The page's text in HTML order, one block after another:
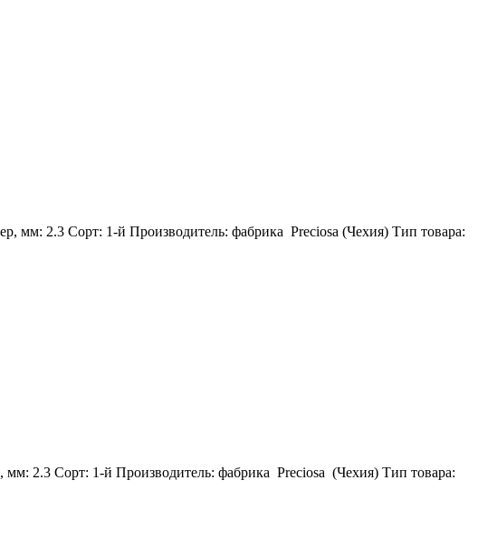
мм: 2.3 Сорт: 1-й Производитель: фабрика Preciosa (Чехия) Тип товара:
мм: 2.3 Сорт: 1-й Производитель: фабрика Preciosa (Чехия) Тип товара: